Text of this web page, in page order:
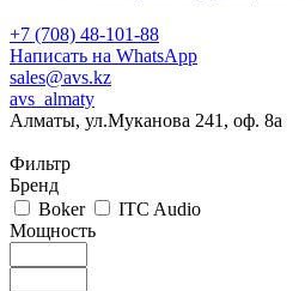
+7 (708) 48-101-88
Написать на WhatsApp
sales@avs.kz
avs_almaty
Алматы, ул.Муканова 241, оф. 8а
Фильтр
Бренд
Boker
ITC Audio
Мощность